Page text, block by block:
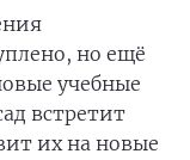
но ещё
учебные
встретит
их на новые